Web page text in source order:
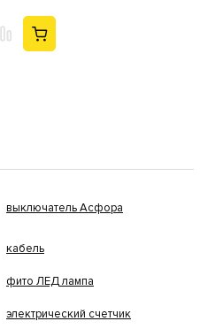
выключатель Асфора
кабель
фито ЛЕД лампа
электрический счетчик